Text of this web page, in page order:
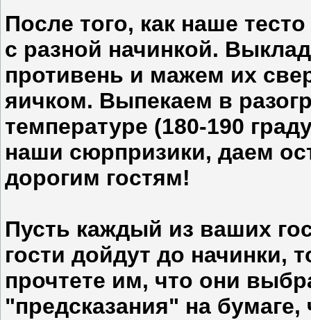
После того, как наше
с разной начинкой.
противень и мажем их
яичком. Выпекаем в
температуре (180-190
наши сюрпризики, даем
дорогим гостям!
Пусть каждый из ваших
гости дойдут до начинки,
прочтете им, что они
"предсказания" на